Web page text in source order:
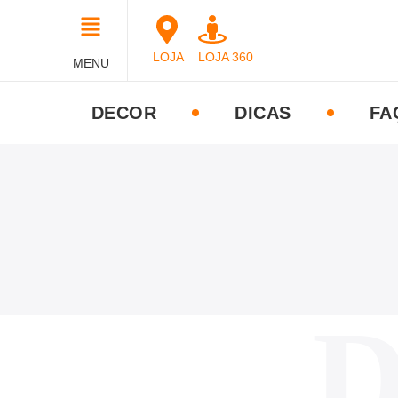
MENU LOJA LOJA 360
DECOR DICAS